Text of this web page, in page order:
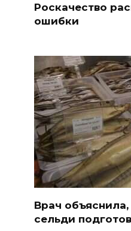
Роскачество
ошибки
Врач
сельди